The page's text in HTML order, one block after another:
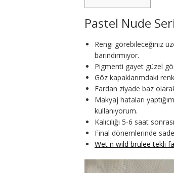
Pastel Nude
Rengi görebileceğiniz
barındırmıyor.
Pigmenti gayet güzel
Göz kapaklarımdaki
Fardan ziyade baz
Makyaj hataları
kullanıyorum.
Kalıcılığı 5-6 saat
Final dönemlerinde
Wet n wild brulee tekli